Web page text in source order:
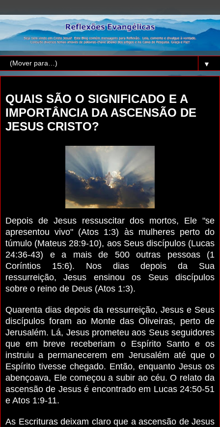
▼
QUAIS SÃO O SIGNIFICADO E A
IMPORTÂNCIA DA ASCENSÃO DE
JESUS CRISTO?
Depois de Jesus ressuscitar dos mortos, Ele "se
apresentou vivo" (Atos 1:3) às mulheres perto do
túmulo (Mateus 28:9-10), aos Seus discípulos (Lucas
24:36-43) e a mais de 500 outras pessoas (1
Coríntios 15:6). Nos dias depois da Sua
ressurreição, Jesus ensinou os Seus discípulos
sobre o reino de Deus (Atos 1:3).
Quarenta dias depois da ressurreição, Jesus e Seus
discípulos foram ao Monte das Oliveiras, perto de
Jerusalém. Lá, Jesus prometeu aos Seus seguidores
que em breve receberiam o Espírito Santo e os
instruiu a permanecerem em Jerusalém até que o
Espírito tivesse chegado. Então, enquanto Jesus os
abençoava, Ele começou a subir ao céu. O relato da
ascensão de Jesus é encontrado em Lucas 24:50-51
e Atos 1:9-11.
As Escrituras deixam claro que a ascensão de Jesus